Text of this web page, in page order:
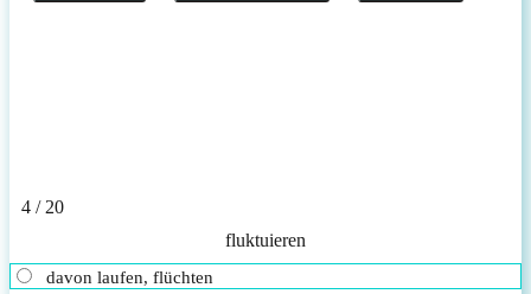
4 / 20
fluktuieren
davon laufen, flüchten